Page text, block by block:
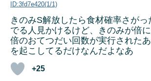
ID:3fd7e420(1/1)
きのみS解放したら食材確率さがっ
でる人見かけるけど、きのみが倍
倍のおてつだい回数が実行された
を起こしてるだけなんだよなあ
+25